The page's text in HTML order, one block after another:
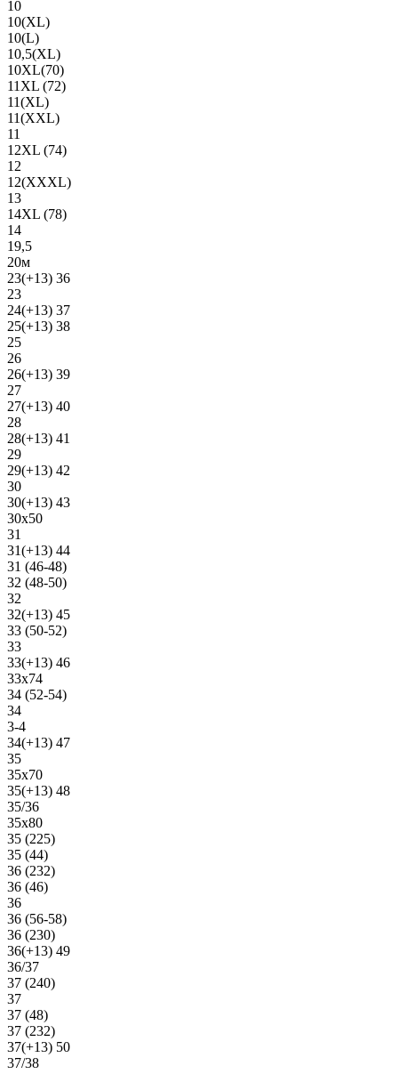
10
10(XL)
10(L)
10,5(XL)
10XL(70)
11XL (72)
11(XL)
11(XXL)
11
12XL (74)
12
12(ХХХL)
13
14XL (78)
14
19,5
20м
23(+13) 36
23
24(+13) 37
25(+13) 38
25
26
26(+13) 39
27
27(+13) 40
28
28(+13) 41
29
29(+13) 42
30
30(+13) 43
30х50
31
31(+13) 44
31 (46-48)
32 (48-50)
32
32(+13) 45
33 (50-52)
33
33(+13) 46
33х74
34 (52-54)
34
3-4
34(+13) 47
35
35х70
35(+13) 48
35/36
35х80
35 (225)
35 (44)
36 (232)
36 (46)
36
36 (56-58)
36 (230)
36(+13) 49
36/37
37 (240)
37
37 (48)
37 (232)
37(+13) 50
37/38